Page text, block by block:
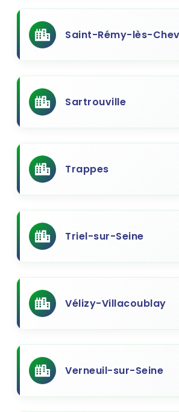
Saint-Rémy-lès-
Sartrouville
Trappes
Triel-sur-Seine
Vélizy-Villacoublay
Verneuil-sur-Seine